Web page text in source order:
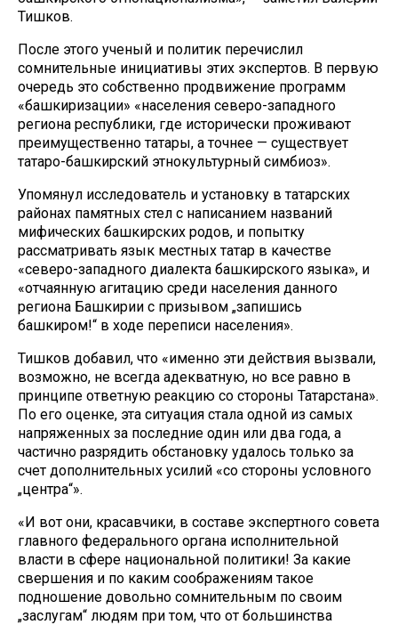
Тишков.
После этого ученый и политик перечислил
сомнительные инициативы этих экспертов. В первую
очередь это собственно продвижение программ
«башкиризации» «населения северо-западного
региона республики, где исторически проживают
преимущественно татары, а точнее — существует
татаро-башкирский этнокультурный симбиоз».
Упомянул исследователь и установку в татарских
районах памятных стел с написанием названий
мифических башкирских родов, и попытку
рассматривать язык местных татар в качестве
«северо-западного диалекта башкирского языка», и
«отчаянную агитацию среди населения данного
региона Башкирии с призывом „запишись
башкиром!“ в ходе переписи населения».
Тишков добавил, что «именно эти действия вызвали,
возможно, не всегда адекватную, но все равно в
принципе ответную реакцию со стороны Татарстана».
По его оценке, эта ситуация стала одной из самых
напряженных за последние один или два года, а
частично разрядить обстановку удалось только за
счет дополнительных усилий «со стороны условного
„центра“».
«И вот они, красавчики, в составе экспертного совета
главного федерального органа исполнительной
власти в сфере национальной политики! За какие
свершения и по каким соображениям такое
подношение довольно сомнительным по своим
„заслугам“ людям при том, что от большинства